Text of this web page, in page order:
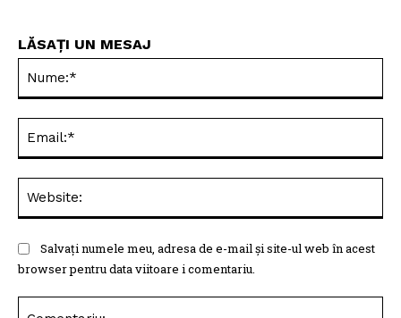
LĂSAȚI UN MESAJ
Salvați numele meu, adresa de e-mail și site-ul web în acest
browser pentru data viitoare i comentariu.